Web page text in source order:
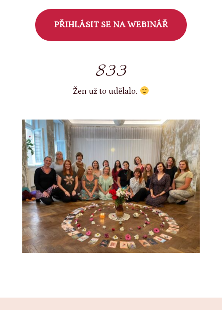
PŘIHLÁSIT SE NA WEBINÁŘ
833
Žen už to udělalo.